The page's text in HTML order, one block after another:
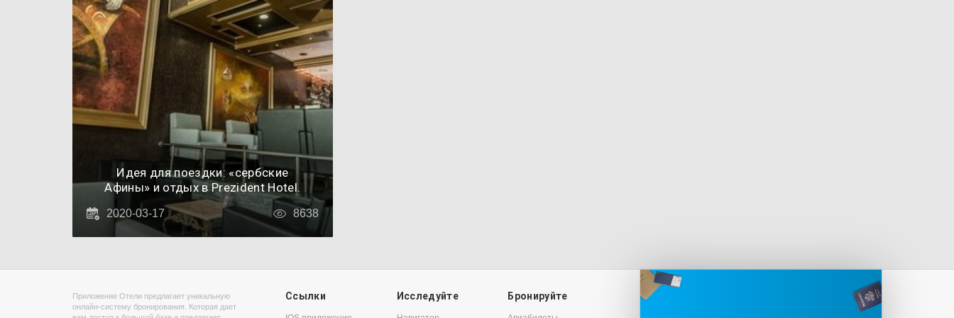
Идея для поездки: «сербские
Афины» и отдых в Prezident Hotel.
2020-03-17 8638
Приложение Отели предлагает уникальную
онлайн-систему бронирования. Которая дает
Ссылки Исследуйте Бронируйте